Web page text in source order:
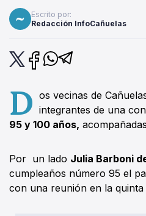
Escrito por:
Redacción InfoCañuelas
D os vecinas de
integrantes de una
95 y 100 años,
Por un lado Julia Barboni
cumpleaños número 95 el
con una reunión en la quinta